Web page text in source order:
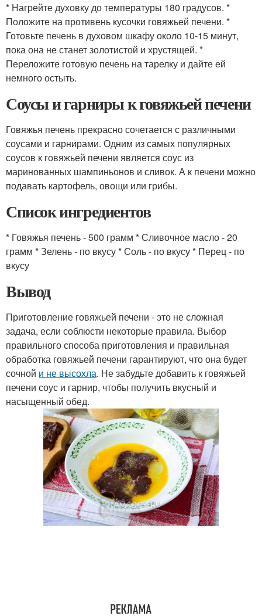
* Нагрейте духовку до температуры 180 градусов. *
Положите на противень кусочки говяжьей печени. *
Готовьте печень в духовом шкафу около 10-15 минут,
пока она не станет золотистой и хрустящей. *
Переложите готовую печень на тарелку и дайте ей
немного остыть.
Соусы и гарниры к говяжьей печени
Говяжья печень прекрасно сочетается с различными
соусами и гарнирами. Одним из самых популярных
соусов к говяжьей печени является соус из
маринованных шампиньонов и сливок. А к печени можно
подавать картофель, овощи или грибы.
Список ингредиентов
* Говяжья печень - 500 грамм * Сливочное масло - 20
грамм * Зелень - по вкусу * Соль - по вкусу * Перец - по
вкусу
Вывод
Приготовление говяжьей печени - это не сложная
задача, если соблюсти некоторые правила. Выбор
правильного способа приготовления и правильная
обработка говяжьей печени гарантируют, что она будет
сочной и не высохла. Не забудьте добавить к говяжьей
печени соус и гарнир, чтобы получить вкусный и
насыщенный обед.